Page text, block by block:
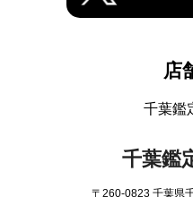
店
千葉鑑
千葉鑑
〒260-0823 千葉県